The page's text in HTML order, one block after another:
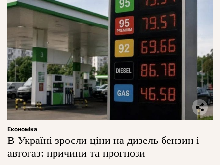
Економіка
В Україні зросли ціни на дизель бензин і
автогаз: причини та прогнози